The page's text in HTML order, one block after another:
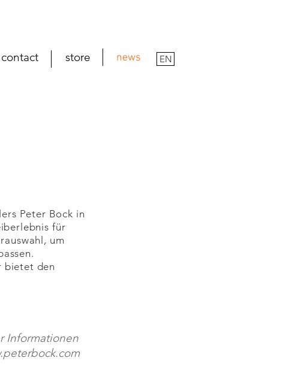
contact store news EN
Peter Bock in
für
um
bietet den
Informationen